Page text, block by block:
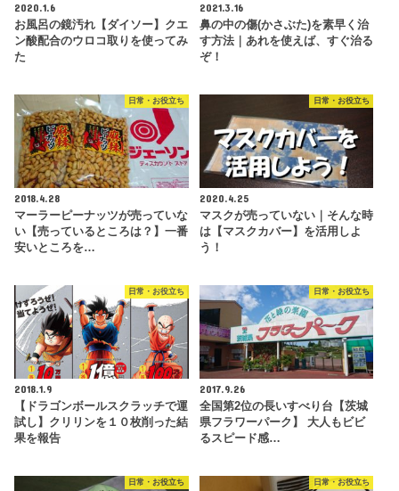
2020.1.6
お風呂の鏡汚れ【ダイソー】クエ
ン酸配合のウロコ取りを使ってみ
た
2021.3.16
鼻の中の傷(かさぶた)を素早く治
す方法｜あれを使えば、すぐ治る
ぞ！
日常・お役立ち
2018.4.28
マーラーピーナッツが売っていな
い【売っているところは？】一番
安いところを…
日常・お役立ち
2020.4.25
マスクが売っていない｜そんな時
は【マスクカバー】を活用しよ
う！
日常・お役立ち
2018.1.9
【ドラゴンボールスクラッチで運
試し】クリリンを１０枚削った結
果を報告
日常・お役立ち
2017.9.26
全国第2位の長いすべり台【茨城
県フラワーパーク】 大人もビビ
るスピード感…
日常・お役立ち 日常・お役立ち